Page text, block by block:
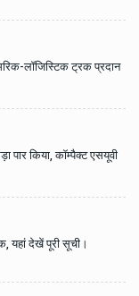
लॉजिस्टिक ट्रक प्रदान
पार किया, कॉम्पैक्ट एसयूवी
यहां देखें पूरी सूची।